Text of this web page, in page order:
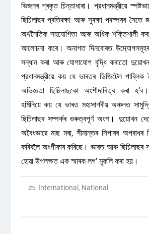
ভিজনৰ প্ৰকৃত চিন্তাধাৰা। প্রধানমন্ত্রীয়ে
ছিচিলাছৰ প্ৰতিৰক্ষা আৰু সুৰক্ষা পৰস্পৰৰ
অর্থনৈতিক সহযোগিতা আৰু অধিক শক্তিশালী
আলোচনা কৰে। অনাগত দিনবোৰত
সন্ধান কৰা আৰু যোগাযোগ বৃদ্ধি কৰাতো দুয়োখন
প্রধানমন্ত্রীয়ে কয় যে ভাৰতৰ ডিজিটেল পাব্লিক
অভিজ্ঞতা ছিচিলাছকো অংশীদাৰিত্ব কৰা
হৰ্মিনিয়ে কয় যে ভাৰত মহাসাগৰীয় অঞ্চলত
ছিচিলাছৰ সম্পৰ্কৰ গুৰুত্বপূৰ্ণ অংশ। দুয়োখন
অবৈধভাৱে মাছ মৰা, সীমান্তৰ সিপাৰৰ
কৰিবলৈ অংগীকাৰ কৰিছে। ভাৰত আৰু ছিচিলাছৰ
হোৱা উপলক্ষত এক স্মাৰক লগ’ মুকলি কৰা হয়।
International , National